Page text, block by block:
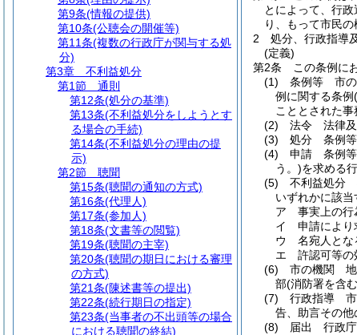
とによって、行
り、もって市民
2
処分、行政指導
(定義)
第2条
この条例に
(1)
条例等 市の
例に関する条例
こととされた
(2)
法令 法律及
(3)
処分 条例等
(4)
申請 条例等
う。)を求める
(5)
不利益処分
いずれかに該当
ア
事実上の行
イ
申請により
ウ
名宛人とな
エ
許認可等の
(6)
市の機関 地
部(消防署を含
(7)
行政指導 市
告、助言その他
(8)
届出 行政庁
第9条(情報の提供)
第10条(公聴会の開催等)
第11条(複数の行政庁が関与する処
分)
第3章
不利益処分
第1節
通則
第12条(処分の基準)
第13条(不利益処分をしようとす
る場合の手続)
第14条(不利益処分の理由の提
示)
第2節
聴聞
第15条(聴聞の通知の方式)
第16条(代理人)
第17条(参加人)
第18条(文書等の閲覧)
第19条(聴聞の主宰)
第20条(聴聞の期日における審理
の方式)
第21条(陳述書等の提出)
第22条(続行期日の指定)
第23条(当事者の不出頭等の場合
における聴聞の終結)